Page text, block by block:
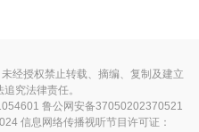
经授权禁止转载、摘编、复制及建立
究法律责任。
鲁公网安备37050202370521
信息网络传播视听节目许可证：